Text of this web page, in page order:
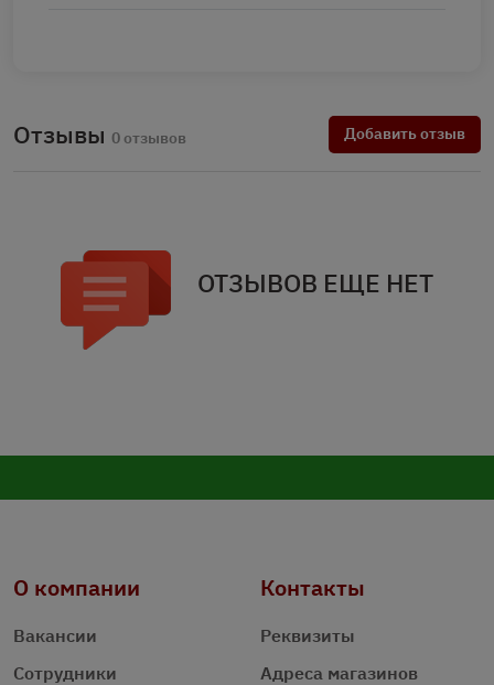
Отзывы 0 отзывов Добавить отзыв
ОТЗЫВОВ ЕЩЕ НЕТ
О компании
Вакансии
Сотрудники
Контакты
Реквизиты
Адреса магазинов